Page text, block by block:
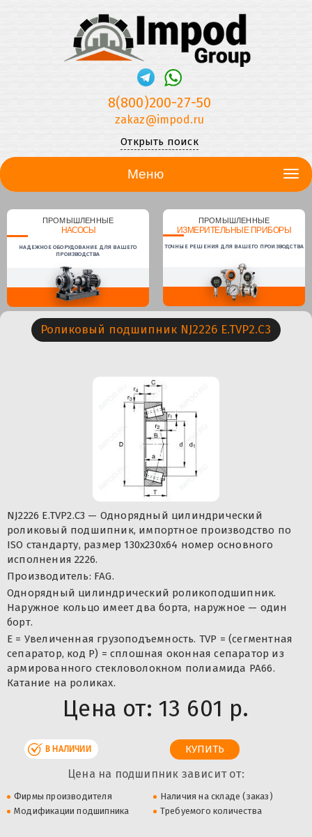
8(800)200-27-50
zakaz@impod.ru
Открыть поиск
Меню
ПРОМЫШЛЕННЫЕ
НАСОСЫ
НАДЕЖНОЕ ОБОРУДОВАНИЕ ДЛЯ ВАШЕГО
ПРОИЗВОДСТВА
ПРОМЫШЛЕННЫЕ
ИЗМЕРИТЕЛЬНЫЕ ПРИБОРЫ
ТОЧНЫЕ РЕШЕНИЯ ДЛЯ ВАШЕГО ПРОИЗВОДСТВА
Роликовый подшипник NJ2226 E.TVP2.C3
NJ2226 E.TVP2.C3 — Однорядный цилиндрический
роликовый подшипник, импортное производство по
ISO стандарту, размер 130x230x64 номер основного
исполнения 2226.
Производитель: FAG.
Однорядный цилиндрический роликоподшипник.
Наружное кольцо имеет два борта, наружное — один
борт.
E = Увеличенная грузоподъемность. TVP = (сегментная
сепаратор, код P) = сплошная оконная сепаратор из
армированного стекловолокном полиамида PA66.
Катание на роликах.
Цена от: 13 601 р.
В НАЛИЧИИ
Цена на подшипник зависит от:
Фирмы производителя
Наличия на складе (заказ)
Модификации подшипника
Требуемого количества